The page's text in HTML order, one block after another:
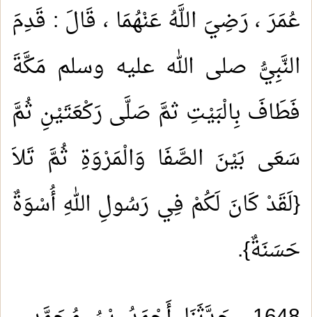
عُمَرَ ، رَضِيَ اللَّهُ عَنْهُمَا ، قَالَ : قَدِمَ
النَّبِيُّ صلى الله عليه وسلم مَكَّةَ
فَطَافَ بِالْبَيْتِ ثمَّ صَلَّى رَكْعَتَيْنِ ثُمَّ
سَعَى بَيْنَ الصَّفَا وَالْمَرْوَةِ ثُمَّ تَلاَ
{لَقَدْ كَانَ لَكُمْ فِي رَسُولِ اللهِ أُسْوَةٌ
حَسَنَةٌ}.